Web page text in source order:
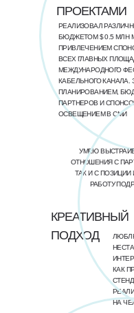
ПРОЕКТАМИ
РЕАЛИЗОВАЛ
БЮДЖЕТОМ $ 0.5 МЛН
ПРИВЛЕЧЕНИЕМ
ВСЕХ ГЛАВНЫХ
МЕЖДУНАРОДНОГО
КАБЕЛЬНОГО КАНАЛА.
ПЛАНИРОВАНИЕМ,
ПАРТНЕРОВ И
ОСВЕЩЕНИЕМ В СМИ
УМЕЮ
ОТНОШЕНИЯ С
ТАК И С
РАБОТУ
КРЕАТИВНЫЙ
ПОДХОД
КАК
НА